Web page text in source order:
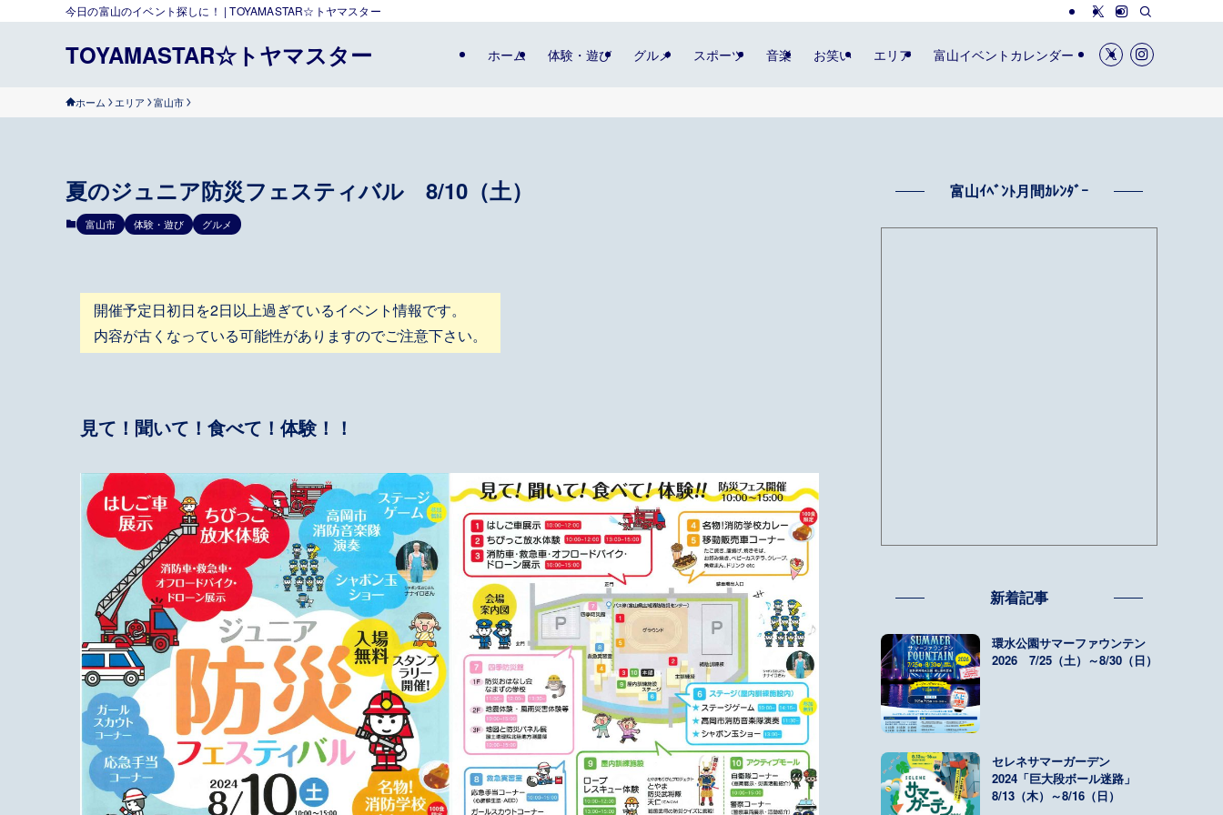
今日の富山のイベント探しに！ | TOYAMASTAR☆トヤマスター
TOYAMASTAR☆トヤマスター ホーム 体験・遊び グルメ スポーツ 音楽 お笑い エリア 富山イベントカレンダー
ホーム エリア 富山市
夏のジュニア防災フェスティバル 8/10（土）
富山市 体験・遊び グルメ
開催予定日初日を2日以上過ぎているイベント情報です。
内容が古くなっている可能性がありますのでご注意下さい。
見て！聞いて！食べて！体験！！
富山ｲﾍﾞﾝﾄ月間ｶﾚﾝﾀﾞｰ
新着記事
環水公園サマーファウンテン
2026 7/25（土）～8/30（日）
セレネサマーガーデン
2024「巨大段ボール迷路」
8/13（木）～8/16（日）